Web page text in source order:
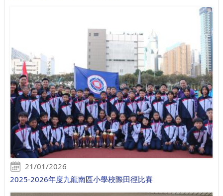
21/01/2026
2025-2026年度九龍南區小學校際田徑比賽